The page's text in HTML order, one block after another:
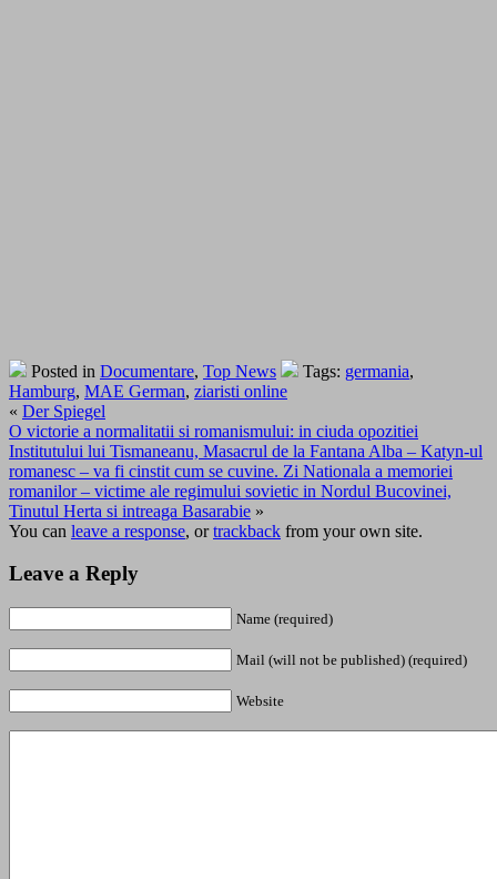
Posted in Documentare, Top News Tags: germania,
Hamburg, MAE German, ziaristi online
« Der Spiegel
O victorie a normalitatii si romanismului: in ciuda opozitiei
Institutului lui Tismaneanu, Masacrul de la Fantana Alba – Katyn-ul
romanesc – va fi cinstit cum se cuvine. Zi Nationala a memoriei
romanilor – victime ale regimului sovietic in Nordul Bucovinei,
Tinutul Herta si intreaga Basarabie »
You can leave a response, ortrackback from your own site.
Leave a Reply
Name (required)
Mail (will not be published) (required)
Website